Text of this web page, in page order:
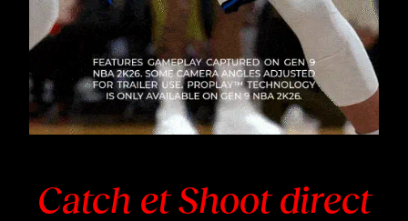
Catch et Shoot direct